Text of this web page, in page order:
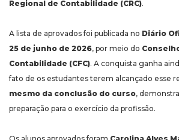
Regional de Contabilidade (CRC).
A lista de aprovados foi publicada no Diário
25 de junho de 2026, por meio do
Contabilidade (CFC). A conquista ganha
fato de os estudantes terem alcançado esse
mesmo da conclusão do curso,
preparação para o exercício da profissão.